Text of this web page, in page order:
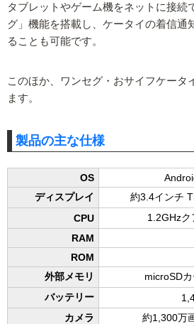
タブレットやゲーム機をネットに接続
グ」機能を搭載し、ケータイの着信通
ることも可能です。
このほか、ワンセグ・おサイフケータ
ます。
製品の主な仕様
OS
ディスプレイ
約3.4インチ
CPU
1.2GHzク
RAM
ROM
外部メモリ
microSD
バッテリー
カメラ
約1,300万